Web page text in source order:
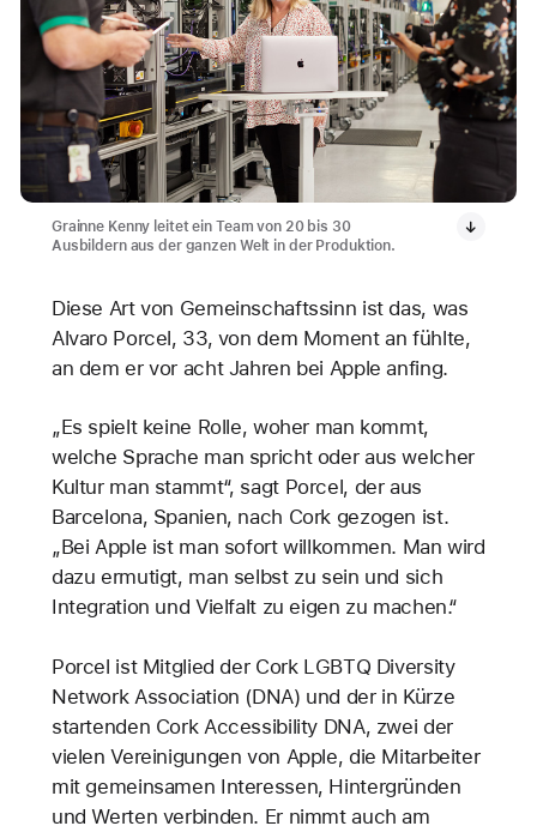
Grainne Kenny leitet ein Team von 20 bis 30
Ausbildern aus der ganzen Welt in der Produktion.
Diese Art von Gemeinschaftssinn ist das, was
Alvaro Porcel, 33, von dem Moment an fühlte,
an dem er vor acht Jahren bei Apple anfing.
„Es spielt keine Rolle, woher man kommt,
welche Sprache man spricht oder aus welcher
Kultur man stammt“, sagt Porcel, der aus
Barcelona, Spanien, nach Cork gezogen ist.
„Bei Apple ist man sofort willkommen. Man wird
dazu ermutigt, man selbst zu sein und sich
Integration und Vielfalt zu eigen zu machen.“
Porcel ist Mitglied der Cork LGBTQ Diversity
Network Association (DNA) und der in Kürze
startenden Cork Accessibility DNA, zwei der
vielen Vereinigungen von Apple, die Mitarbeiter
mit gemeinsamen Interessen, Hintergründen
und Werten verbinden. Er nimmt auch am